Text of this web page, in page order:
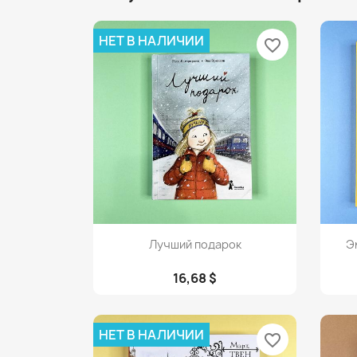
Просмотр
Лучший подарок
16,68 $
НЕТ В НАЛИЧИИ favorite_border
НЕТ В НАЛИЧИИ favorite_border